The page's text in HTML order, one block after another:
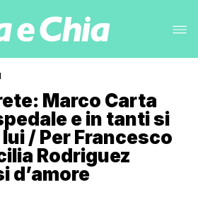
Marco Carta
e in tanti si
/ Per Francesco
Rodriguez
d’amore